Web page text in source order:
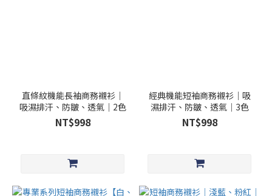
直條紋機能長袖商務襯衫｜
吸濕排汗、防皺、透氣｜2色
NT$998
經典機能短袖商務襯衫｜吸
濕排汗、防皺、透氣｜3色
NT$998